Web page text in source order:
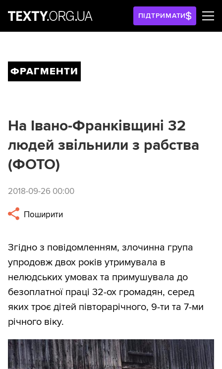
ПІДТРИМАТИ
ФРАГМЕНТИ
На Івано-Франківщині 32
людей звільнили з рабства
(ФОТО)
2018-09-26 00:00
Поширити
Згідно з повідомленням, злочинна група
упродовж двох років утримувала в
нелюдських умовах та примушувала до
безоплатної праці 32-ох громадян, серед
яких троє дітей півторарічного, 9-ти та 7-ми
річного віку.